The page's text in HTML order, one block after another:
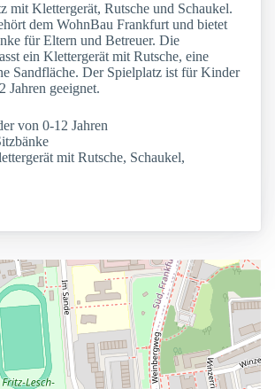
mit Klettergerät, Rutsche und Schaukel.
dem WohnBau Frankfurt und bietet
für Eltern und Betreuer. Die
ein Klettergerät mit Rutsche, eine
Sandfläche. Der Spielplatz ist für Kinder
Jahren geeignet.
von 0-12 Jahren
mit Rutsche, Schaukel,